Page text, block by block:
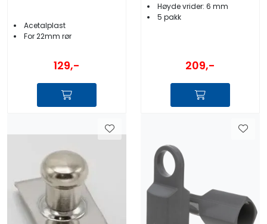
Acetalplast
For 22mm rør
129,-
Høyde vrider: 6 mm
5 pakk
209,-